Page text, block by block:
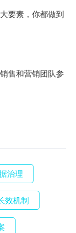
要素，你都做到
售和营销团队参
治理
效机制